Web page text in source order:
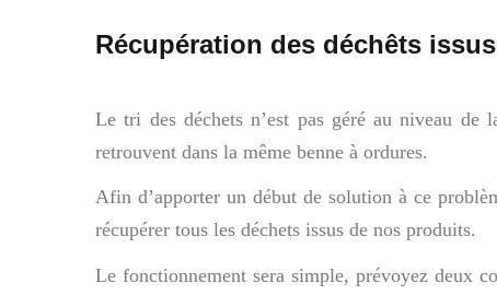
Récupération des déchêts
Le tri des déchets n’est pas géré au niveau de
retrouvent dans la même benne à ordures.
Afin d’apporter un début de solution à ce
récupérer tous les déchets issus de nos produits.
Le fonctionnement sera simple, prévoyez deux